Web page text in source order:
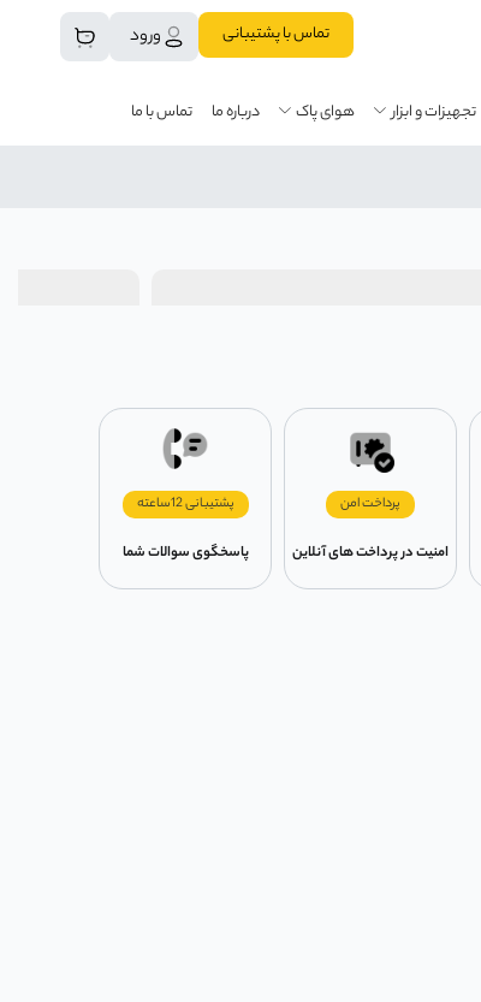
ورود تماس با پشتیبانی
تجهیزات و ابزار هوای پاک درباره ما تماس با ما
پرداخت امن
امنیت در پرداخت های آنلاین
پشتیبانی 12ساعته
پاسخگوی سوالات شما